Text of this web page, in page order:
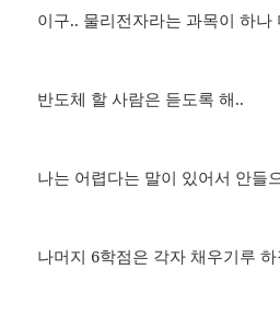
이구.. 물리전자라는 과목이 하나
반도체 할 사람은 듣도록 해..
나는 어렵다는 말이 있어서 안들
나머지 6학점은 각자 채우기루 하